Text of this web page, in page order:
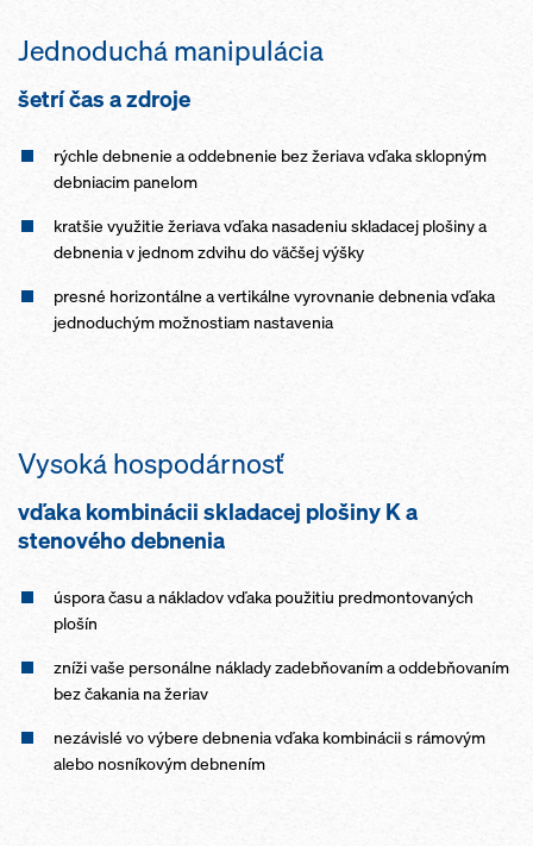
Jednoduchá manipulácia
šetrí čas a zdroje
rýchle debnenie a oddebnenie bez žeriava vďaka sklopným
debniacim panelom
kratšie využitie žeriava vďaka nasadeniu skladacej plošiny a
debnenia v jednom zdvihu do väčšej výšky
presné horizontálne a vertikálne vyrovnanie debnenia vďaka
jednoduchým možnostiam nastavenia
Vysoká hospodárnosť
vďaka kombinácii skladacej plošiny K a
stenového debnenia
úspora času a nákladov vďaka použitiu predmontovaných
plošín
zníži vaše personálne náklady zadebňovaním a oddebňovaním
bez čakania na žeriav
nezávislé vo výbere debnenia vďaka kombinácii s rámovým
alebo nosníkovým debnením